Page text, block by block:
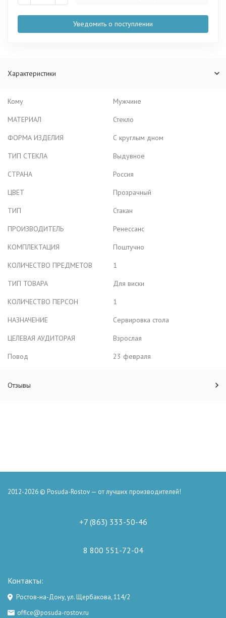
Уведомить о поступлении
Характеристики
Кому
Мужчине
МАТЕРИАЛ
Стекло
ФОРМА ИЗДЕЛИЯ
С круглым дном
ТИП СТЕКЛА
Выдувное
СТРАНА
Россия
ЦВЕТ
Прозрачный
ТИП
Стакан
ПРОИЗВОДИТЕЛЬ
Ренессанс
КОМПЛЕКТАЦИЯ
Поштучно
КОЛИЧЕСТВО ПРЕДМЕТОВ
1
ТИП ТОВАРА
Для виски
КОЛИЧЕСТВО ПЕРСОН
1
НАЗНАЧЕНИЕ
Сервировка стола
ЦЕЛЕВАЯ АУДИТОРАЯ
Взрослая
Повод
23 февраля
Отзывы
2012-2026 © Posuda-Rostov — от лучших производителей!
+7 (863) 333-50-46
8 800 551-72-04
Контакты:
Ростов-на-Дону, ул. Щербакова, 114/2
office@posuda-rostov.ru